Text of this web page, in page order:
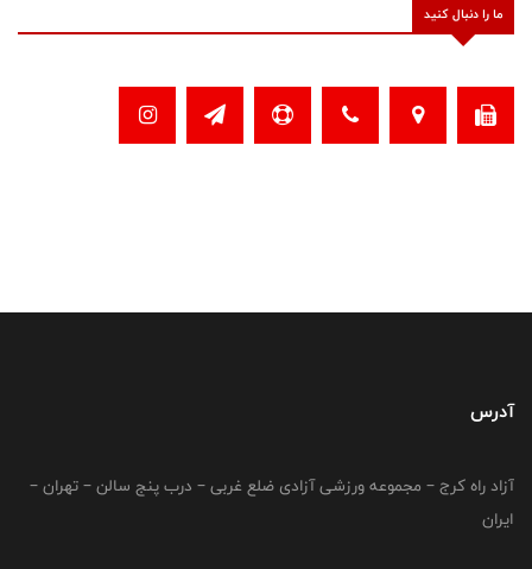
ما را دنبال کنید
آدرس
آزاد راه کرج – مجموعه ورزشی آزادی ضلع غربی – درب پنج سالن – تهران –
ایران